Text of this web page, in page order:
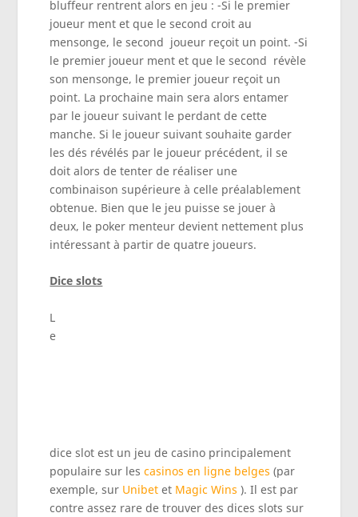
bluffeur rentrent alors en jeu : -Si le premier
joueur ment et que le second croit au
mensonge, le second joueur reçoit un point. -Si
le premier joueur ment et que le second révèle
son mensonge, le premier joueur reçoit un
point. La prochaine main sera alors entamer
par le joueur suivant le perdant de cette
manche. Si le joueur suivant souhaite garder
les dés révélés par le joueur précédent, il se
doit alors de tenter de réaliser une
combinaison supérieure à celle préalablement
obtenue. Bien que le jeu puisse se jouer à
deux, le poker menteur devient nettement plus
intéressant à partir de quatre joueurs.
Dice slots
L
e
dice slot est un jeu de casino principalement
populaire sur lescasinos en ligne belges (par
exemple, sur Unibet et Magic Wins ). Il est par
contre assez rare de trouver des dices slots sur